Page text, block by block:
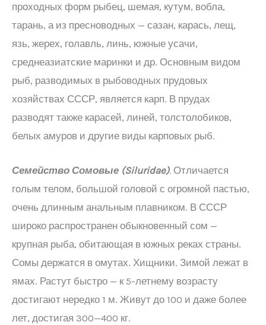
проходных форм рыбец, шемая, кутум, вобла,
тарань, а из пресноводных — сазан, карась, лещ,
язь, жерех, голавль, линь, южные усачи,
среднеазиатские маринки и др. Основным видом
рыб, разводимых в рыбоводных прудовых
хозяйствах СССР, является карп. В прудах
разводят также карасей, линей, толстолобиков,
белых амуров и другие виды карповых рыб.
Семейство Сомовые (Siluridae). Отличается
голым телом, большой головой с огромной пастью,
очень длинным анальным плавником. В СССР
широко распространен обыкновенный сом —
крупная рыба, обитающая в южных реках страны.
Сомы держатся в омутах. Хищники. Зимой лежат в
ямах. Растут быстро — к 5-летнему возрасту
достигают нередко 1 м. Живут до 100 и даже более
лет, достигая 300—400 кг.